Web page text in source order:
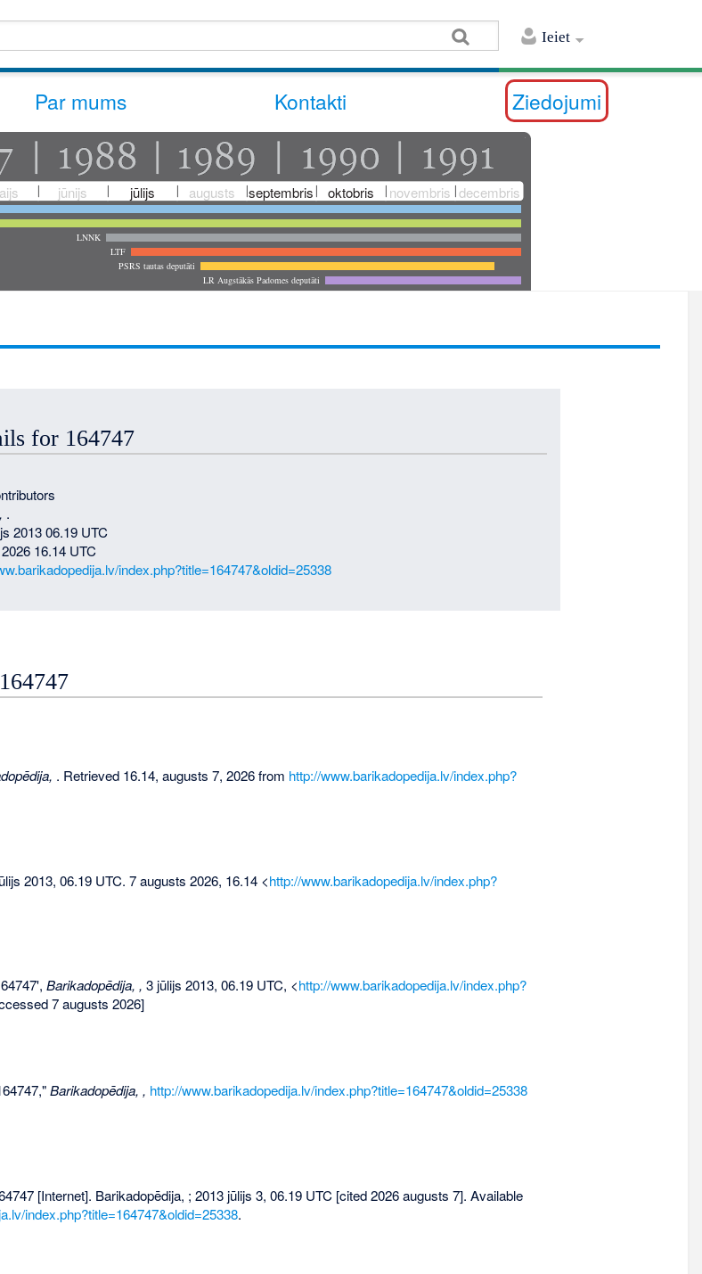
Ieiet
Par mums Kontakti Ziedojumi
jūnijs jūlijs augusts septembris oktobris novembris decembris
LNNK
LTF
PSRS tautas deputāti
LR Augstākās Padomes deputāti
for 164747
.
2013 06.19 UTC
16.14 UTC
index.php?title=164747&oldid=25338
. Retrieved 16.14, augusts 7, 2026 from http://www.barikadopedija.lv/index.php?
2013, 06.19 UTC. 7 augusts 2026, 16.14 <http://www.barikadopedija.lv/index.php?
Barikadopēdija, , 3 jūlijs 2013, 06.19 UTC, <http://www.barikadopedija.lv/index.php?
7 augusts 2026]
Barikadopēdija, , http://www.barikadopedija.lv/index.php?title=164747&oldid=25338
[Internet]. Barikadopēdija, ; 2013 jūlijs 3, 06.19 UTC [cited 2026 augusts 7]. Available
index.php?title=164747&oldid=25338.